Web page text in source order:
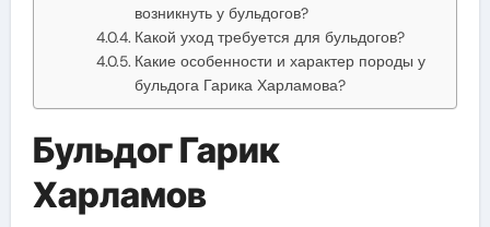
возникнуть у бульдогов?
Какой уход требуется для бульдогов?
Какие особенности и характер породы у
бульдога Гарика Харламова?
Бульдог Гарик
Харламов